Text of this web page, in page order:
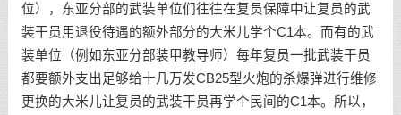
位），东亚分部的武装单位们往往在复员保障中让复员的武
装干员用退役待遇的额外部分的大米儿学个C1本。而有的武
装单位（例如东亚分部装甲教导师）每年复员一批武装干员
都要额外支出足够给十几万发CB25型火炮的杀爆弹进行维修
更换的大米儿让复员的武装干员再学个民间的C1本。所以，